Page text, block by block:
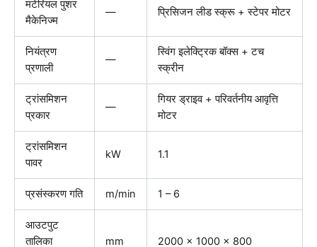
मटेरियल पुशर
मैकेनिज्म
— प्रिसिजन लीड स्क्रू + स्टेपर मोटर
नियंत्रण
प्रणाली
—
स्विंग इलेक्ट्रिक बॉक्स + टच
स्क्रीन
ट्रांसमिशन
प्रकार
—
गियर ड्राइव + परिवर्तनीय आवृत्ति
मोटर
ट्रांसमिशन
पावर
kW 1.1
प्रसंस्करण गति m/min 1 – 6
आउटपुट
तालिका
mm 2000 x 1000 x 800